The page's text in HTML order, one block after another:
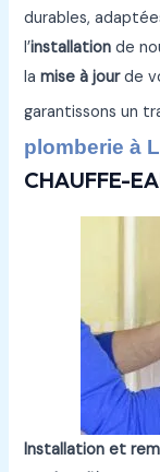
durables,
l’installation de
lamise à jourde
garantissons un
plomberie à
CHAUFFE-
Installation et